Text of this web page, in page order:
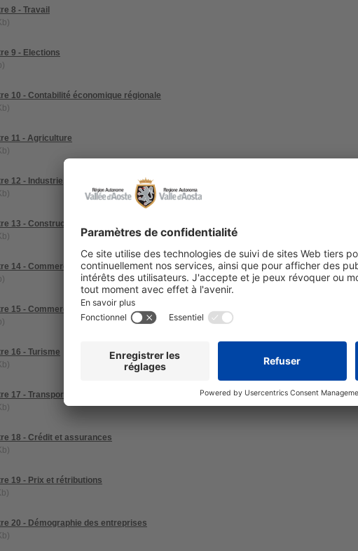
8 - Travail
9 - Elections
10 - Contabilité économique régionale
11 - Agriculture
12 - Industrie, artisanat, R&D
13 - Constructions
14 - Commerce interne
15 - Commerce extérieur
16 - Turisme
17 - Transports
18 - Crédit et assurances
19 - Prix et rétributions
20 - Démographie des entreprises